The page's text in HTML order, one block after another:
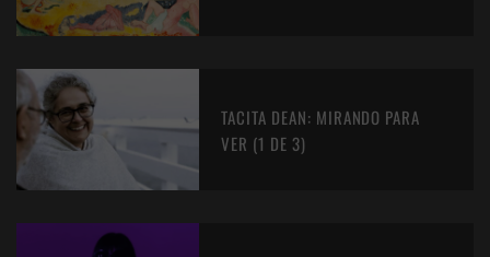
TACITA DEAN: MIRANDO PARA
VER (1 DE 3)